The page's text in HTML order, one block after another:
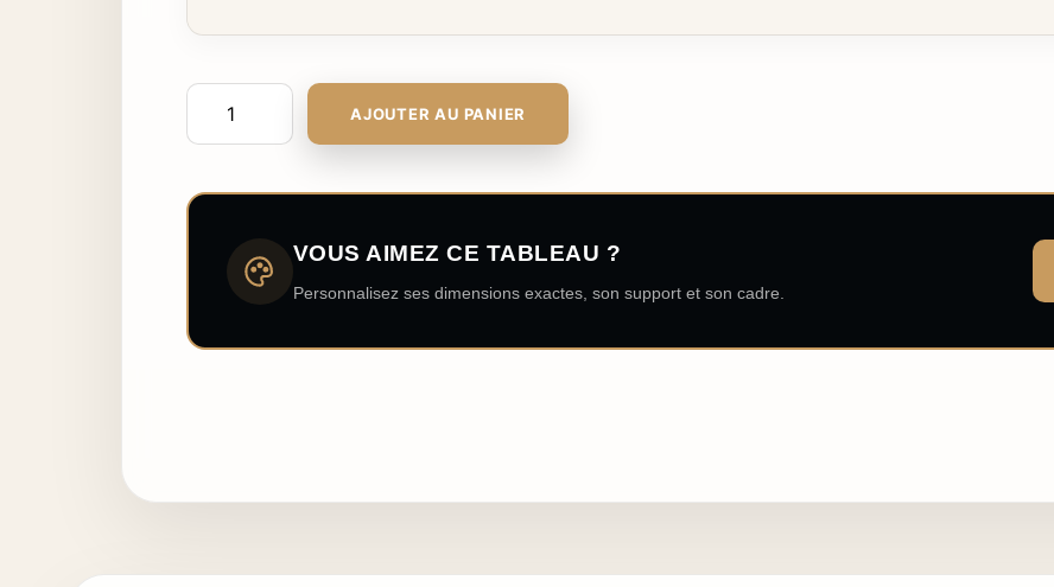
AJOUTER AU PANIER
VOUS AIMEZ CE TABLEAU ?
Personnalisez ses dimensions exactes, son support et son cadre.